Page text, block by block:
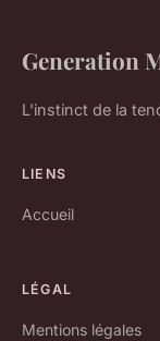
Generation
L'instinct de la
LIENS
Accueil
LÉGAL
Mentions légales